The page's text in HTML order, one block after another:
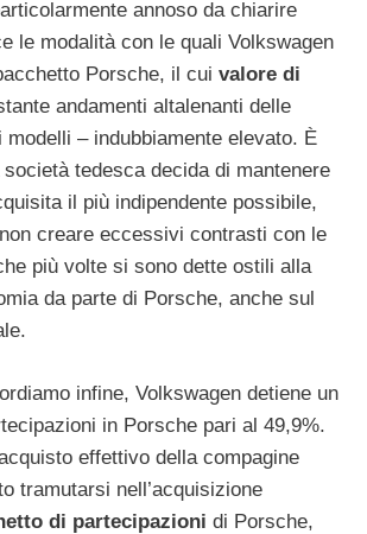
annoso da chiarire
le modalità con le quali Volkswagen
Porsche, il cui valore di
andamenti altalenanti delle
modelli – indubbiamente elevato. È
tedesca decida di mantenere
il più indipendente possibile,
creare eccessivi contrasti con le
più volte si sono dette ostili alla
da parte di Porsche, anche sul
infine, Volkswagen detiene un
in Porsche pari al 49,9%.
effettivo della compagine
tramutarsi nell’acquisizione
di partecipazioni di Porsche,